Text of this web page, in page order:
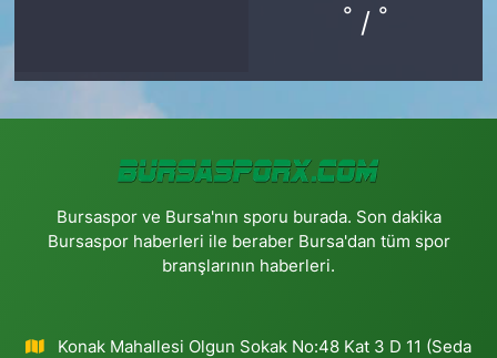
° / °
Bursaspor ve Bursa'nın sporu burada. Son dakika
Bursaspor haberleri ile beraber Bursa'dan tüm spor
branşlarının haberleri.
Konak Mahallesi Olgun Sokak No:48 Kat 3 D 11 (Seda